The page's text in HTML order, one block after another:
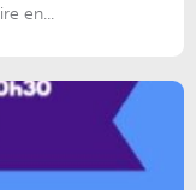
en...